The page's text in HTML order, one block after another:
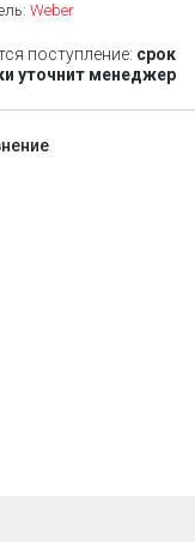
Weber
поступление: срок
уточнит менеджер